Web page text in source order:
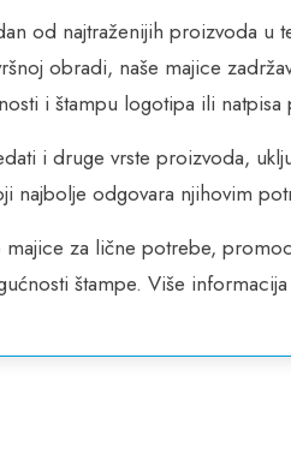
od najtraženijih proizvoda
obradi, naše majice
i štampu logotipa ili natpisa
i druge vrste proizvoda,
najbolje odgovara njihovim
majice za lične potrebe,
štampe. Više